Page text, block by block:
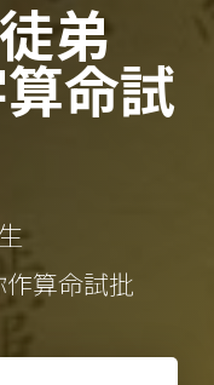
弟
命試
算命試批